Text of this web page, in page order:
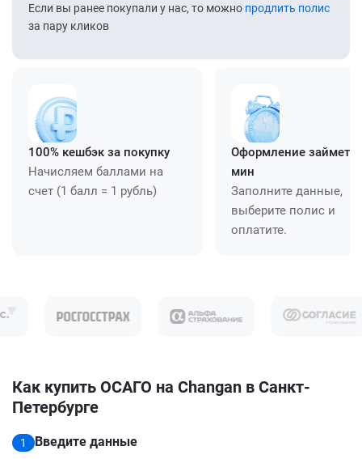
Если вы ранее покупали у нас, то можно продлить полис
за пару кликов
100% кешбэк за покупку
Начисляем баллами на
счет (1 балл = 1 рубль)
Оформление займет
мин
Заполните данные,
выберите полис и
оплатите.
Как купить ОСАГО на Changan в Санкт-
Петербурге
1
Введите данные